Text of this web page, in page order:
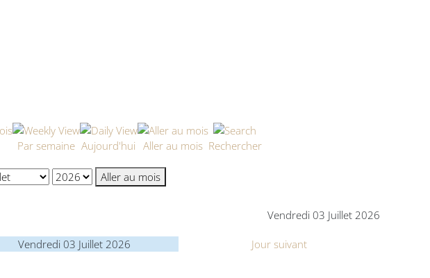
Par semaine Aujourd'hui Aller au mois Rechercher
Aller au mois
Vendredi 03 Juillet 2026
Vendredi 03 Juillet 2026
Jour suivant